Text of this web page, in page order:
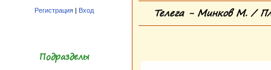
Регистрация | Вход
Подразделы
Телега - Минков М. /